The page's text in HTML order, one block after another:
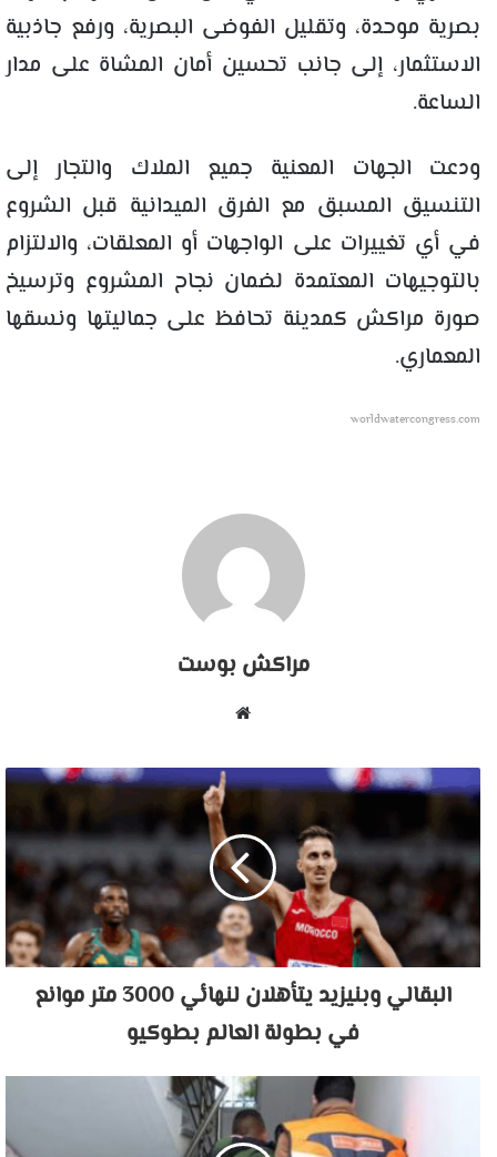
بصرية موحدة، وتقليل الفوضى البصرية، ورفع جاذبية
الاستثمار، إلى جانب تحسين أمان المشاة على مدار
الساعة.
ودعت الجهات المعنية جميع الملاك والتجار إلى
التنسيق المسبق مع الفرق الميدانية قبل الشروع
في أي تغييرات على الواجهات أو المعلقات، والالتزام
بالتوجيهات المعتمدة لضمان نجاح المشروع وترسيخ
صورة مراكش كمدينة تحافظ على جماليتها ونسقها
المعماري.
worldwatercongress.com
مراكش بوست
البقالي وبنيزيد يتأهلان لنهائي 3000 متر موانع
في بطولة العالم بطوكيو